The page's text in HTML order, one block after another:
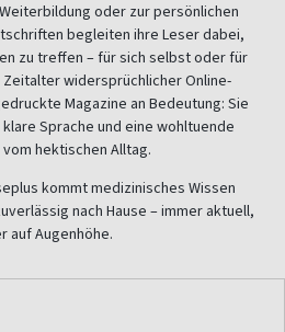
oder zur persönlichen
begleiten ihre Leser dabei,
zu treffen – für sich selbst oder für
widersprüchlicher Online-
Magazine an Bedeutung: Sie
Sprache und eine wohltuende
hektischen Alltag.
kommt medizinisches Wissen
nach Hause – immer aktuell,
auf Augenhöhe.